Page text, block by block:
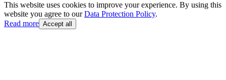
This website uses cookies to improve your experience. By using this
website you agree to ourData Protection Policy.
Read more Accept all